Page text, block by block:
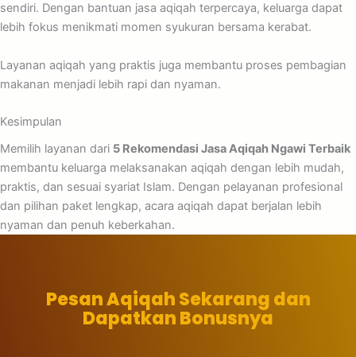
sendiri. Dengan bantuan jasa aqiqah terpercaya, keluarga dapat
lebih fokus menikmati momen syukuran bersama kerabat.
Layanan aqiqah yang praktis juga membantu proses pembagian
makanan menjadi lebih rapi dan nyaman.
Kesimpulan
Memilih layanan dari 5 Rekomendasi Jasa Aqiqah Ngawi Terbaik
membantu keluarga melaksanakan aqiqah dengan lebih mudah,
praktis, dan sesuai syariat Islam. Dengan pelayanan profesional
dan pilihan paket lengkap, acara aqiqah dapat berjalan lebih
nyaman dan penuh keberkahan.
Pesan Aqiqah Sekarang dan
Dapatkan Bonusnya